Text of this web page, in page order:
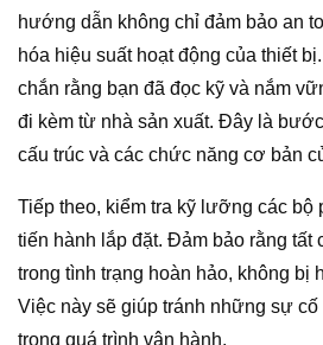
hướng dẫn không chỉ đảm bảo an
hóa hiệu suất hoạt động của thiết
chắn rằng bạn đã đọc kỹ và nắm
đi kèm từ nhà sản xuất. Đây là
cấu trúc và các chức năng cơ bản
Tiếp theo, kiểm tra kỹ lưỡng các bộ
tiến hành lắp đặt. Đảm bảo rằng tất
trong tình trạng hoàn hảo, không bị
Việc này sẽ giúp tránh những sự cố
trong quá trình vận hành.